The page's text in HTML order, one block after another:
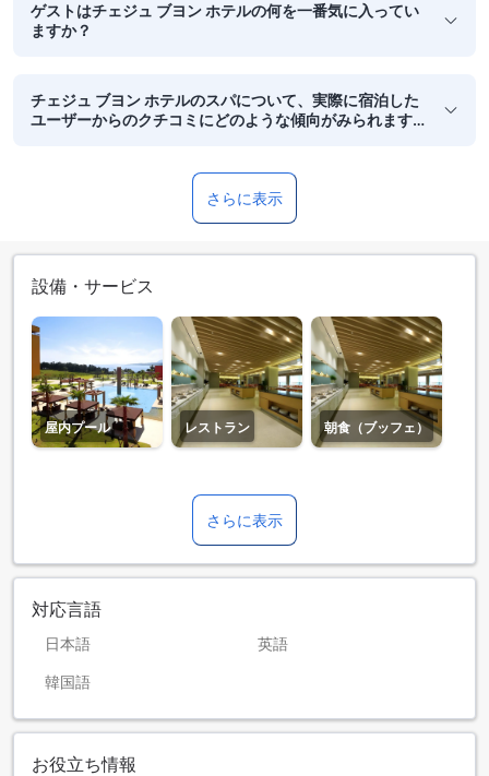
ゲストはチェジュ ブヨン ホテルの何を一番気に入ってい
ますか？
チェジュ ブヨン ホテルのスパについて、実際に宿泊した
ユーザーからのクチコミにどのような傾向がみられます
さらに表示
設備・サービス
屋内プール レストラン 朝食（ブッフェ）
さらに表示
対応言語
日本語 英語
韓国語
お役立ち情報